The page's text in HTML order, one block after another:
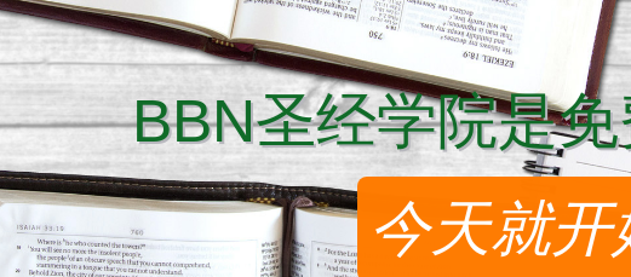
BBN圣经学院是
BBN圣经学院是
今天就